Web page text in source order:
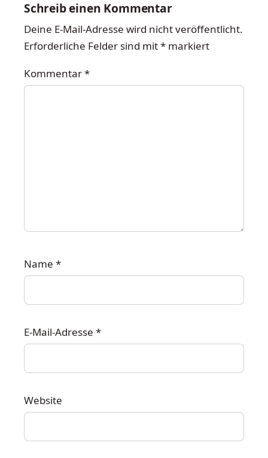
Schreib einen Kommentar
Deine E-Mail-Adresse wird nicht veröffentlicht.
Erforderliche Felder sind mit* markiert
Kommentar*
Name *
E-Mail-Adresse *
Website